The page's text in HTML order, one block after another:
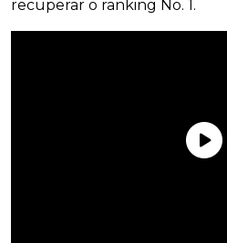
recuperar o ranking No. 1.